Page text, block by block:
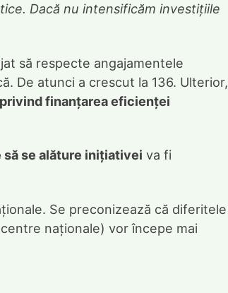
Dacă nu intensificăm investițiile
să respecte angajamentele
De atunci a crescut la 136. Ulterior,
finanțarea eficienței
se alăture inițiativei va fi
Se preconizează că diferitele
naționale) vor începe mai